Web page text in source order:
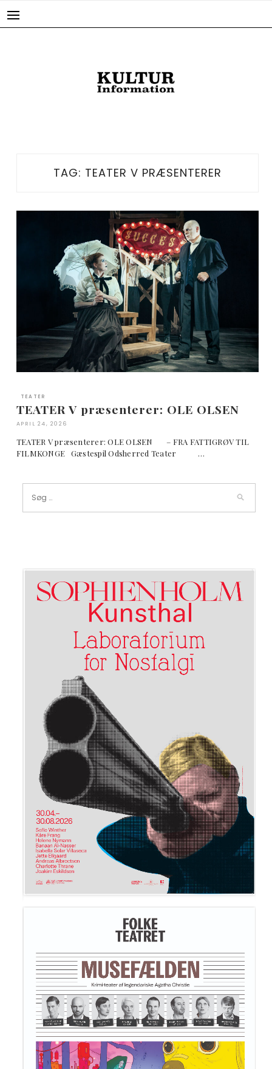
TAG: TEATER V PRÆSENTERER
TEATER
TEATER V præsenterer: OLE OLSEN
APRIL 24, 2026
TEATER V præsenterer: OLE OLSEN – FRA FATTIGRØV TIL
FILMKONGE Gæstespil Odsherred Teater …